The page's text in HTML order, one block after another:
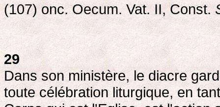
(107) onc. Oecum. Vat. II, Const.
29
Dans son ministère, le diacre
toute célébration liturgique, en